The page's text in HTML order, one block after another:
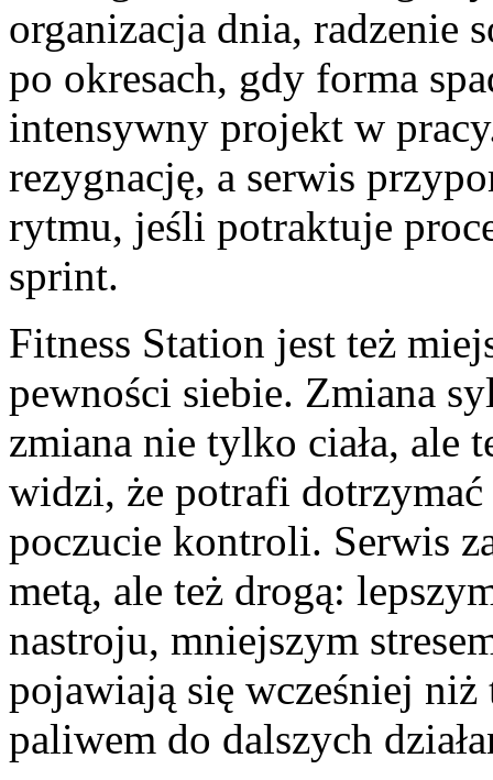
organizacja dnia, radzenie
po okresach, gdy forma
intensywny projekt w
rezygnację, a serwis
rytmu, jeśli potraktuje
sprint.
Fitness Station jest też
pewności siebie. Zmiana
zmiana nie tylko ciała, ale
widzi, że potrafi
poczucie kontroli. Serwis
metą, ale też drogą:
nastroju, mniejszym
pojawiają się wcześniej
paliwem do dalszych